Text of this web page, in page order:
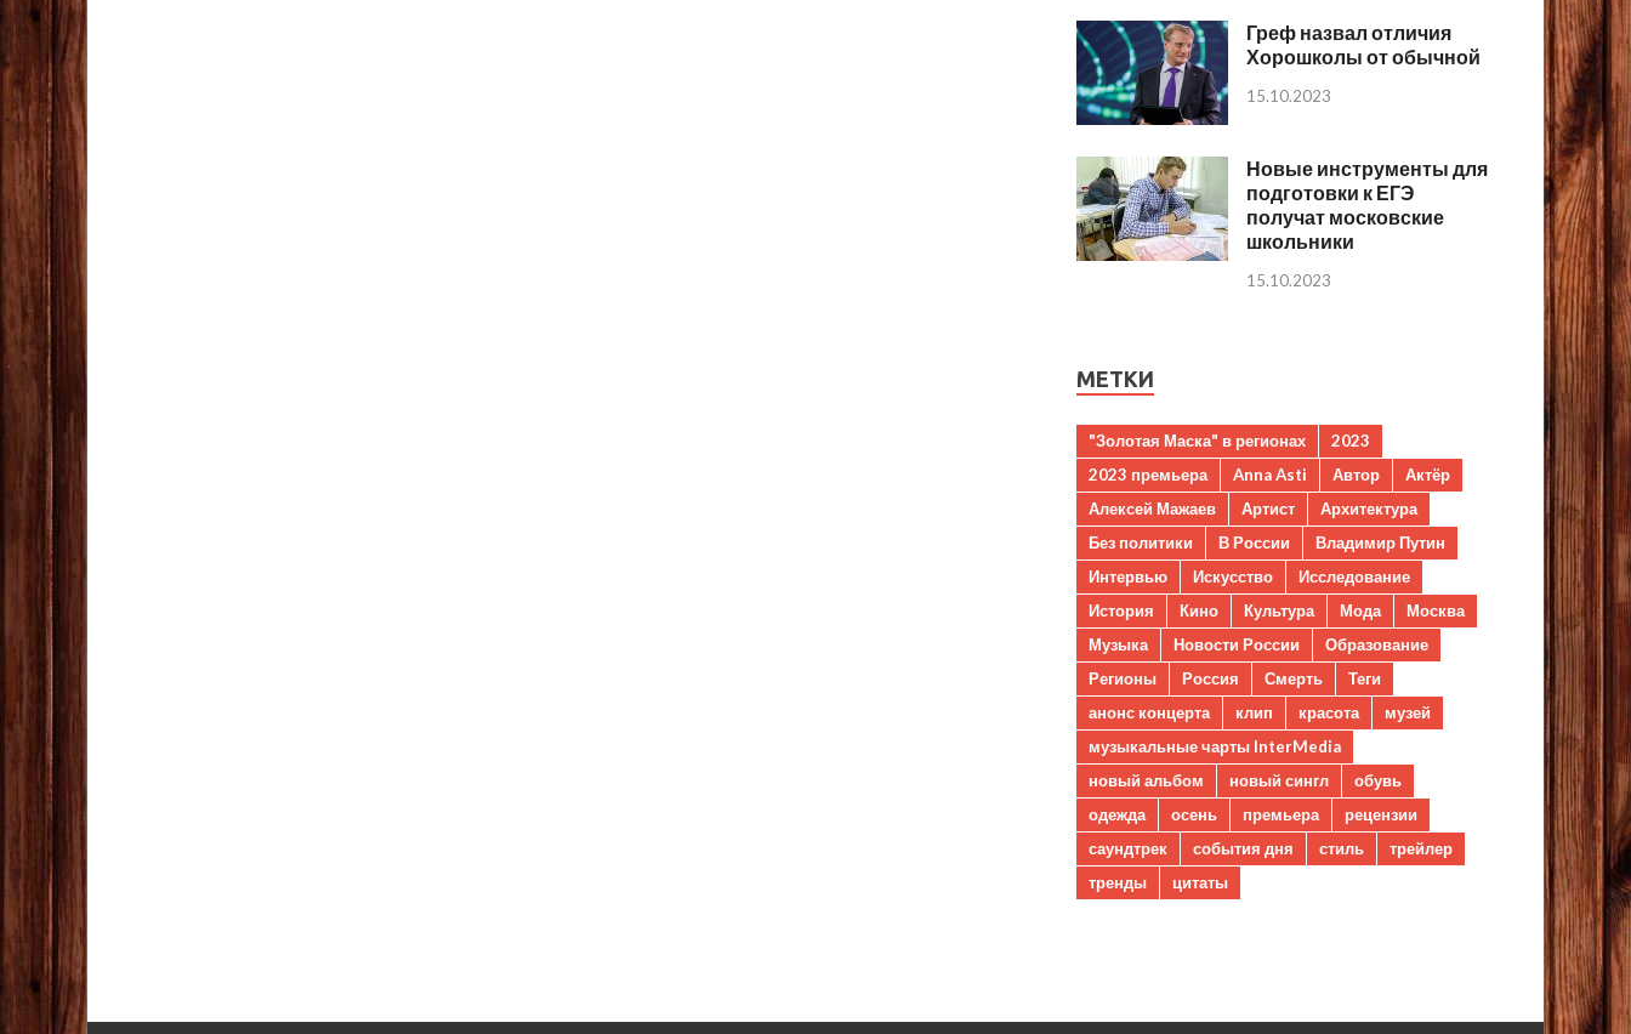
Греф назвал отличия
Хорошколы от обычной
15.10.2023
Новые инструменты для
подготовки к ЕГЭ
получат московские
школьники
15.10.2023
МЕТКИ
"Золотая Маска" в регионах
2023
2023 премьера
Anna Asti Автор
Актёр
Алексей Мажаев
Артист
Архитектура
Без политики
В России
Владимир Путин
Интервью
Искусство
Исследование
История
Кино Культура Мода
Москва
Музыка
Новости России
Образование
Регионы
Россия Смерть
Теги
анонс концерта
клип красота
музей
музыкальные чарты InterMedia
новый альбом
новый сингл
обувь
одежда
осень премьера
рецензии
саундтрек
события дня стиль
трейлер
тренды
цитаты